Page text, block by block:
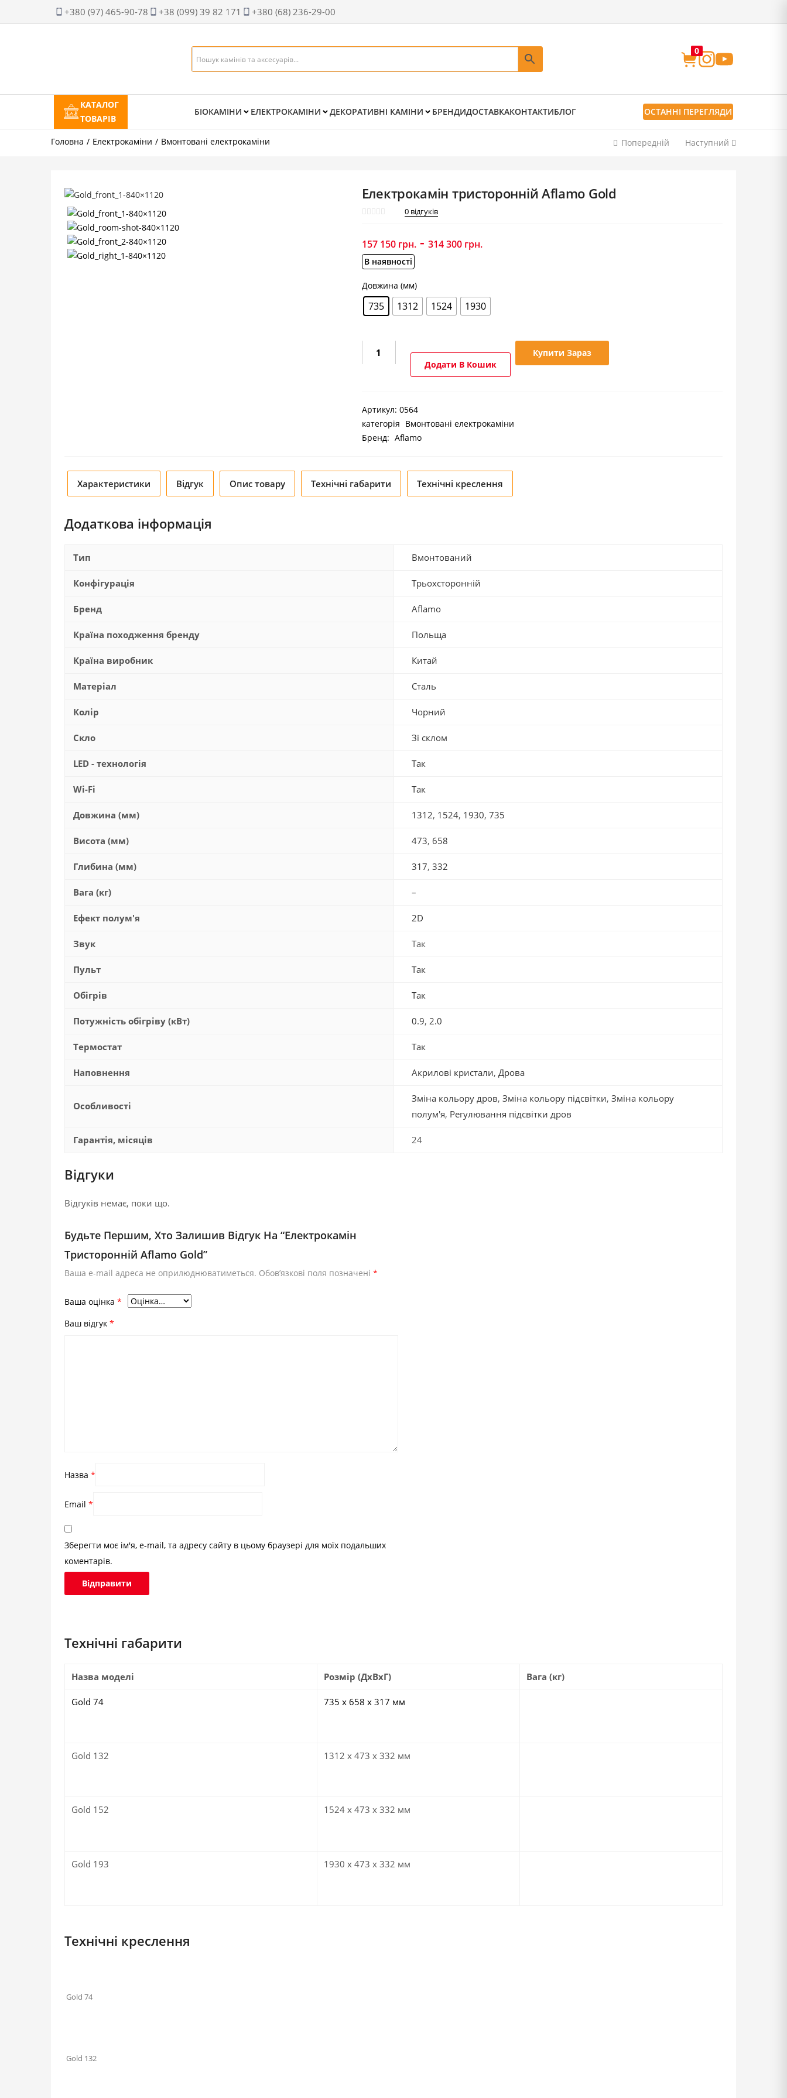
+380 (97) 465-90-78 +38 (099) 39 82 171 +380 (68) 236-29-00
0
КАТАЛОГ
ТОВАРІВ
БІОКАМІНИ ЕЛЕКТРОКАМІНИ ДЕКОРАТИВНІ КАМІНИ БРЕНДИДОСТАВКАКОНТАКТИБЛОГ ОСТАННІ ПЕРЕГЛЯДИ
Головна Електрокаміни Вмонтовані електрокаміни Попередній Наступний
Електрокамін тристоронній Aflamo Gold
0відгуків
157 150 грн.- 314 300 грн.
В наявності
Довжина (мм)
735 1312 1524 1930
Електрокамін
тристоронній
Додати В Кошик
Купити Зараз
Артикул: 0564
категорія Вмонтовані електрокаміни
Бренд: Aflamo
Характеристики Відгук Опис товару Технічні габарити Технічні креслення
Додаткова інформація
Тип Вмонтований
Конфігурація Трьохсторонній
Бренд Aflamo
Країна походження бренду Польща
Країна виробник Китай
Матеріал Сталь
Колір Чорний
Скло Зі склом
LED - технологія Так
Wi-Fi Так
Довжина (мм) 1312, 1524, 1930, 735
Висота (мм) 473, 658
Глибина (мм) 317, 332
Вага (кг) –
Ефект полум'я 2D
Звук Так
Пульт Так
Обігрів Так
Потужність обігріву (кВт) 0.9, 2.0
Термостат Так
Наповнення Акрилові кристали, Дрова
Особливості
Зміна кольору дров, Зміна кольору підсвітки, Зміна кольору
полум'я, Регулювання підсвітки дров
Гарантія, місяців 24
Відгуки
Відгуків немає, поки що.
Будьте Першим, Хто Залишив Відгук На “Електрокамін
Тристоронній Aflamo Gold”
Ваша e-mail адреса не оприлюднюватиметься. Обов’язкові поля позначені *
Ваша оцінка *
Ваш відгук *
Назва *
Email *
Зберегти моє ім'я, e-mail, та адресу сайту в цьому браузері для моїх подальших
коментарів.
Технічні габарити
Назва моделі Розмір (ДхВхГ) Вага (кг)
Gold 74 735 х 658 х 317 мм
Gold 132 1312 х 473 х 332 мм
Gold 152 1524 х 473 х 332 мм
Gold 193 1930 х 473 х 332 мм
Технічні креслення
Gold 74
Gold 132